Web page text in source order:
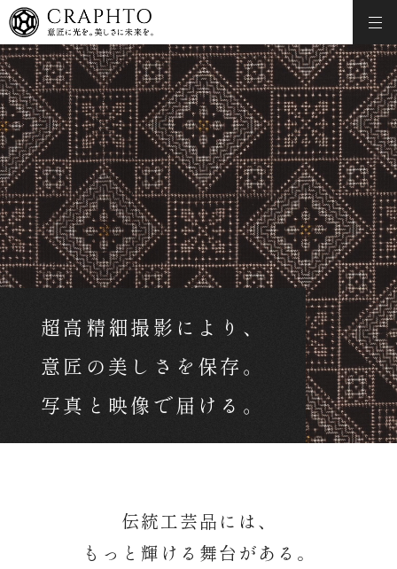
超高精細撮影により、
意匠の美しさを保存。
写真と映像で届ける。
伝統工芸品には、
もっと輝ける舞台がある。